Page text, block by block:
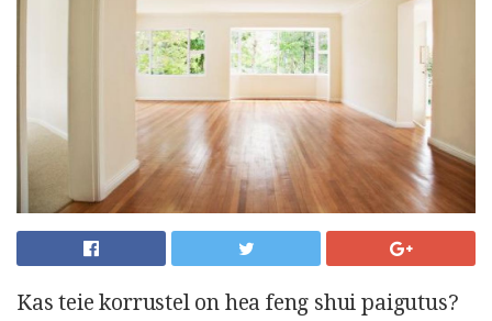
Kas teie korrustel on hea feng shui paigutus?